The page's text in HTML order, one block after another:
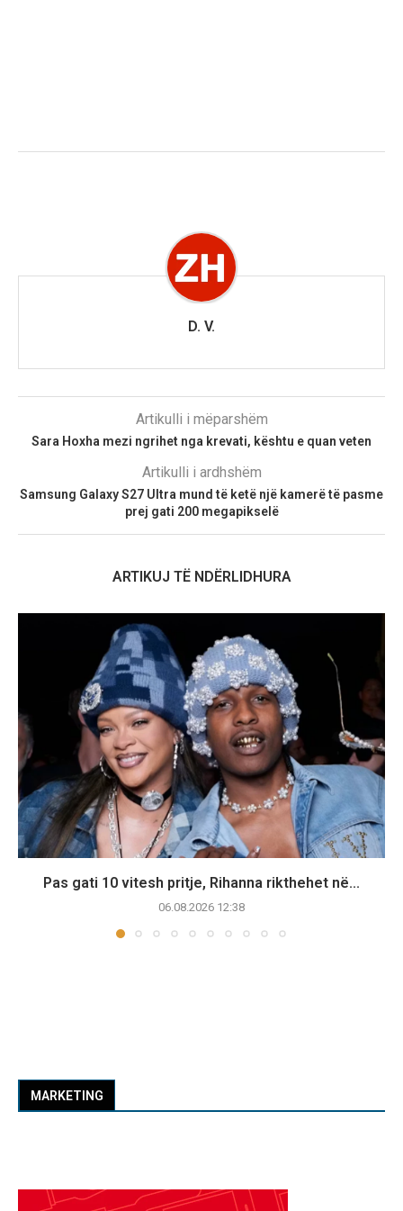
D. V.
Artikulli i mëparshëm
Sara Hoxha mezi ngrihet nga krevati, kështu e quan veten
Artikulli i ardhshëm
Samsung Galaxy S27 Ultra mund të ketë një kamerë të pasme
prej gati 200 megapikselë
ARTIKUJ TË NDËRLIDHURA
Pas gati 10 vitesh pritje, Rihanna rikthehet në...
06.08.2026 12:38
MARKETING